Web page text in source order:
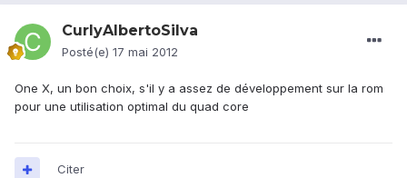
CurlyAlbertoSilva
Posté(e) 17 mai 2012
One X, un bon choix, s'il y a assez de développement sur la rom
pour une utilisation optimal du quad core
Citer